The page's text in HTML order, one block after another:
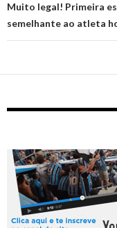
‪Muito legal! Primeira
semelhante ao atleta